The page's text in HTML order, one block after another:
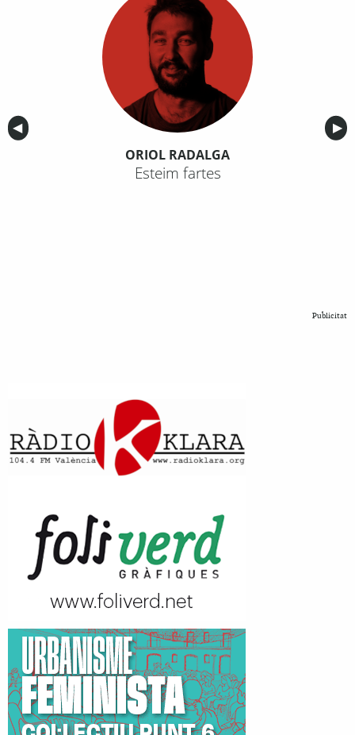
Anterior
◀︎ ▶︎
ORIOL RADALGA
Esteim fartes
Publicitat